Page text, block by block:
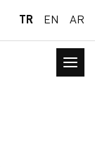
TR EN AR